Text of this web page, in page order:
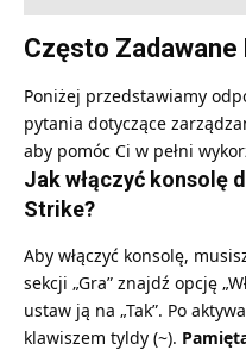
Często Zadawane
Poniżej przedstawiamy
pytania dotyczące
aby pomóc Ci w pełni
Jak włączyć konsolę
Strike?
Aby włączyć konsolę,
sekcji „Gra” znajdź opcję
ustaw ją na „Tak”. Po
klawiszem tyldy (~).